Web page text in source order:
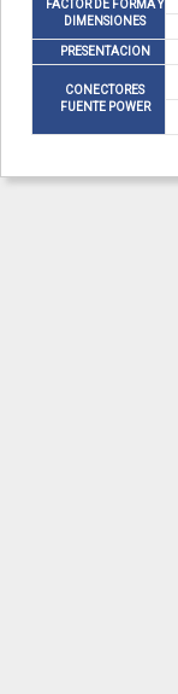
FACTOR DE FORMA Y
DIMENSIONES
PRESENTACION
CONECTORES
FUENTE POWER